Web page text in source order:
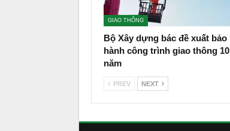
GIAO THÔNG
Bộ Xây dựng bác đề xuất bảo
hành công trình giao thông 10
năm
PREV NEXT